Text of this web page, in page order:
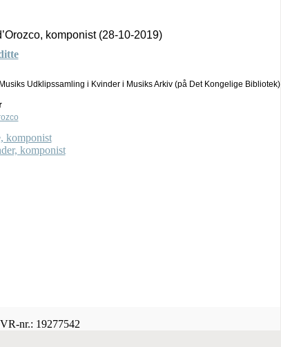
komponist (28-10-2019)
Udklipssamling i Kvinder i Musiks Arkiv (på Det Kongelige Bibliotek)
komponist
komponist
nr.: 19277542